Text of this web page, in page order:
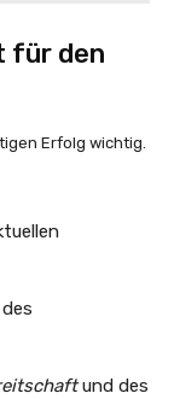
für den
Erfolg wichtig.
und des